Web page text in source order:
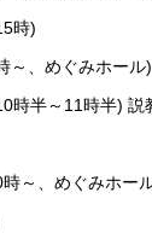
時)
～、めぐみホ
時半～11時半) 説
～、めぐみホー